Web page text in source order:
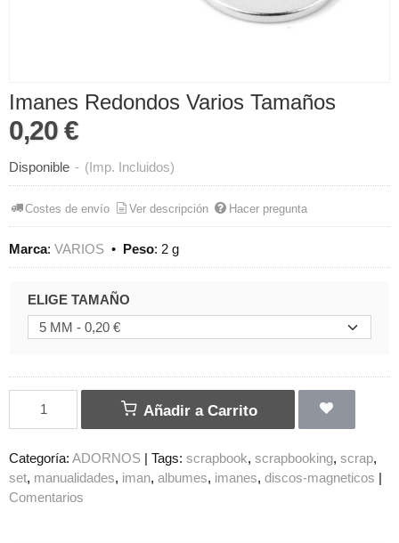
Imanes Redondos Varios Tamaños
0,20 €
Disponible - (Imp. Incluidos)
Costes de envío Ver descripción Hacer pregunta
Marca: VARIOS • Peso: 2 g
ELIGE TAMAÑO
Añadir a Carrito
Categoría: ADORNOS | Tags: scrapbook scrapbooking scrap
set manualidades iman albumes imanes discos-magneticos |
Comentarios